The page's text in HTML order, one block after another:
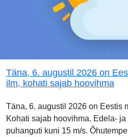
Täna, 6. augustil 2026 on
ilm, kohati sajab hoovihma
Täna, 6. augustil 2026 on Eestis
Kohati sajab hoovihma. Edela-
puhanguti kuni 15 m/s.